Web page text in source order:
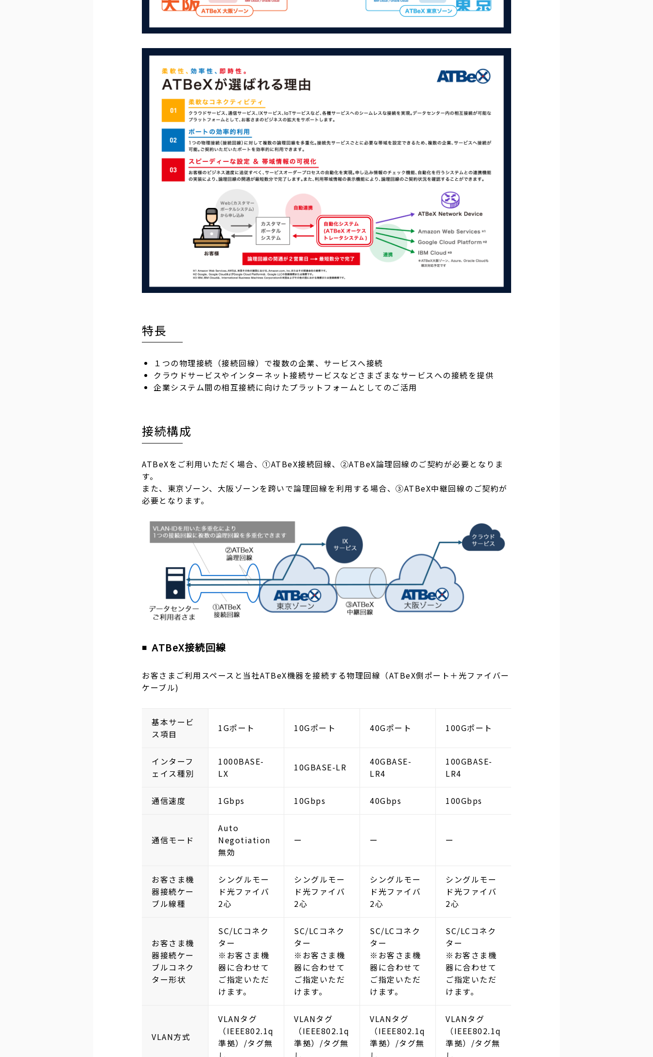
特長
１つの物理接続（接続回線）で複数の企業、サービスへ接続
クラウドサービスやインターネット接続サービスなどさまざまなサービスへの接続を提供
企業システム間の相互接続に向けたプラットフォームとしてのご活用
接続構成
ATBeXをご利用いただく場合、①ATBeX接続回線、②ATBeX論理回線のご契約が必要となりま
す。
また、東京ゾーン、大阪ゾーンを跨いで論理回線を利用する場合、③ATBeX中継回線のご契約が
必要となります。
ATBeX接続回線
お客さまご利用スペースと当社ATBeX機器を接続する物理回線（ATBeX側ポート＋光ファイバー
ケーブル)
基本サービ
ス項目
1Gポート 10Gポート 40Gポート 100Gポート
インターフ
ェイス種別
1000BASE-
LX
10GBASE-LR
40GBASE-
LR4
100GBASE-
LR4
通信速度 1Gbps 10Gbps 40Gbps 100Gbps
通信モード
Auto
Negotiation
無効
ー ー ー
お客さま機
器接続ケー
ブル線種
シングルモー
ド光ファイバ
2心
シングルモー
ド光ファイバ
2心
シングルモー
ド光ファイバ
2心
シングルモー
ド光ファイバ
2心
お客さま機
器接続ケー
ブルコネク
ター形状
SC/LCコネク
ター
※お客さま機
器に合わせて
ご指定いただ
けます。
SC/LCコネク
ター
※お客さま機
器に合わせて
ご指定いただ
けます。
SC/LCコネク
ター
※お客さま機
器に合わせて
ご指定いただ
けます。
SC/LCコネク
ター
※お客さま機
器に合わせて
ご指定いただ
けます。
VLAN方式
VLANタグ
（IEEE802.1q
準拠）/タグ無
VLANタグ
（IEEE802.1q
準拠）/タグ無
VLANタグ
（IEEE802.1q
準拠）/タグ無
VLANタグ
（IEEE802.1q
準拠）/タグ無